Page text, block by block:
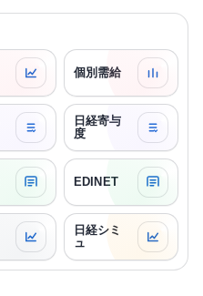
個別需給
日経寄与
度
EDINET
日経シミ
ュ